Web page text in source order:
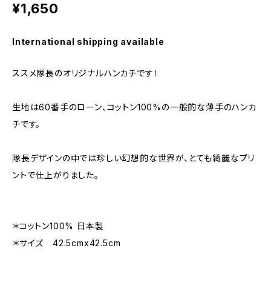
¥1,650
International shipping available
ススメ隊長のオリジナルハンカチです！
生地は60番手のローン、コットン100%の一般的な薄手のハンカ
チです。
隊長デザインの中では珍しい幻想的な世界が、とても綺麗なプリ
ントで仕上がりました。
＊コットン100% 日本製
＊サイズ 42.5cmx42.5cm